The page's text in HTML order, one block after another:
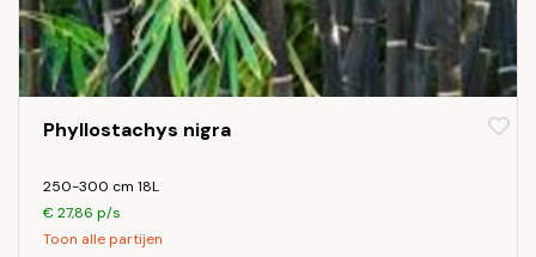
Phyllostachys nigra
250-300 cm 18L
€ 27,86 p/s
Toon alle partijen